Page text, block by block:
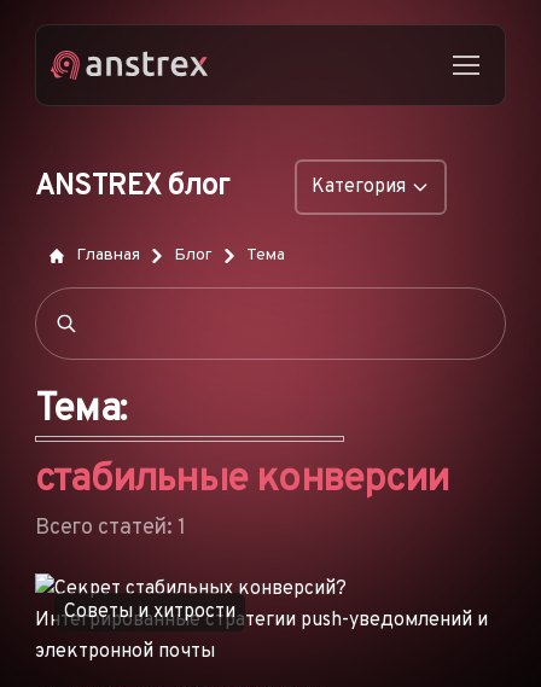
ANSTREX блог Категория
ОБЩИЕ
НАТИВНАЯ РЕКЛАМА
РЕКЛАМА В TIKTOK
РЕКЛАМНЫЕ СЕТИ
Главная Блог Тема
Тема:
стабильные конверсии
Всего статей: 1
Советы и хитрости